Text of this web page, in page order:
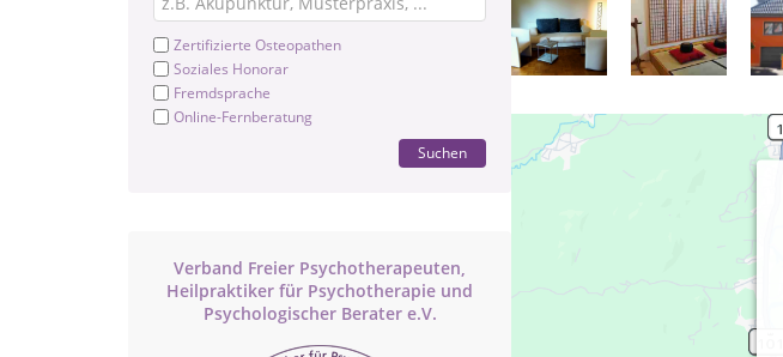
Zertifizierte Osteopathen
Soziales Honorar
Fremdsprache
Online-Fernberatung
Suchen
Verband Freier Psychotherapeuten,
Heilpraktiker für Psychotherapie und
Psychologischer Berater e.V.